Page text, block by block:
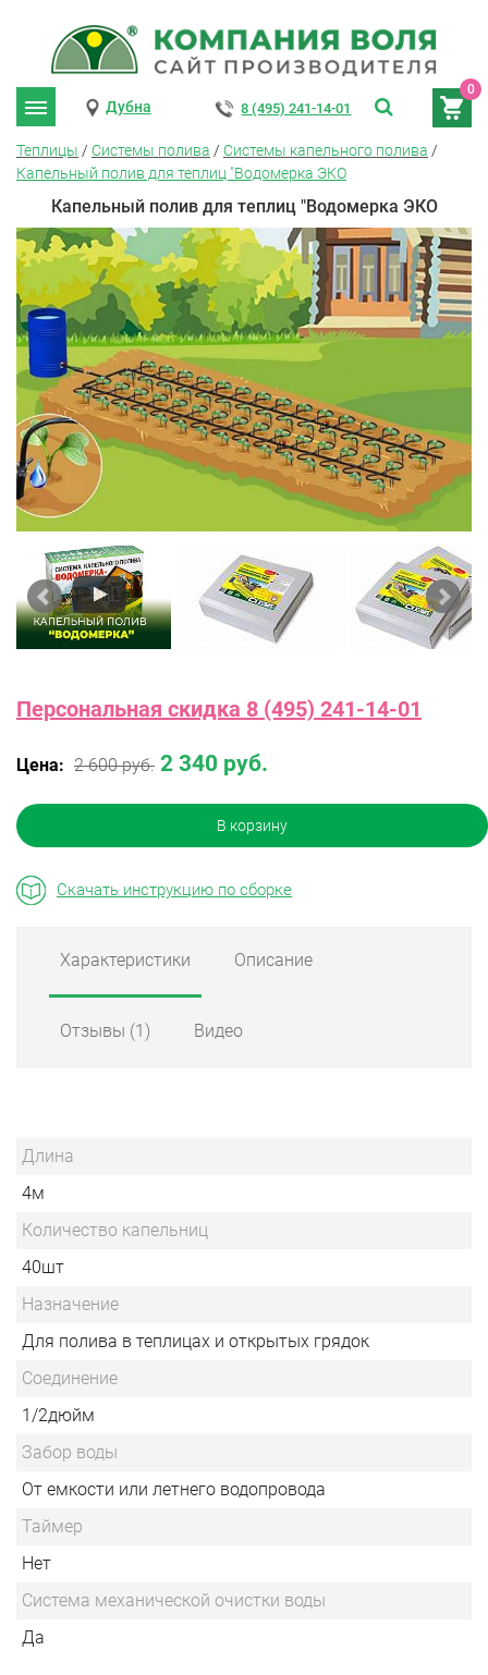
0
Дубна 8 (495) 241-14-01
Теплицы / Системы полива / Системы капельного полива /
Капельный полив для теплиц "Водомерка ЭКО
Капельный полив для теплиц "Водомерка ЭКО
Персональная скидка 8 (495) 241-14-01
Цена: 2 600 руб. 2 340 руб.
В корзину
Скачать инструкцию по сборке
Характеристики Описание
Отзывы (1) Видео
Длина
4м
Количество капельниц
40шт
Назначение
Для полива в теплицах и открытых грядок
Соединение
1/2дюйм
Забор воды
От емкости или летнего водопровода
Таймер
Нет
Система механической очистки воды
Да